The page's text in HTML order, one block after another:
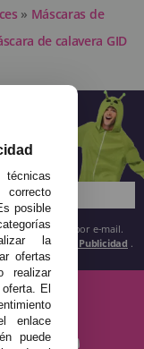
» Máscaras de
de calavera GID
y tendencias por e-mail.
en la Política de Publicidad .
posible
la
ofertas
realizar
El
enlace
puede